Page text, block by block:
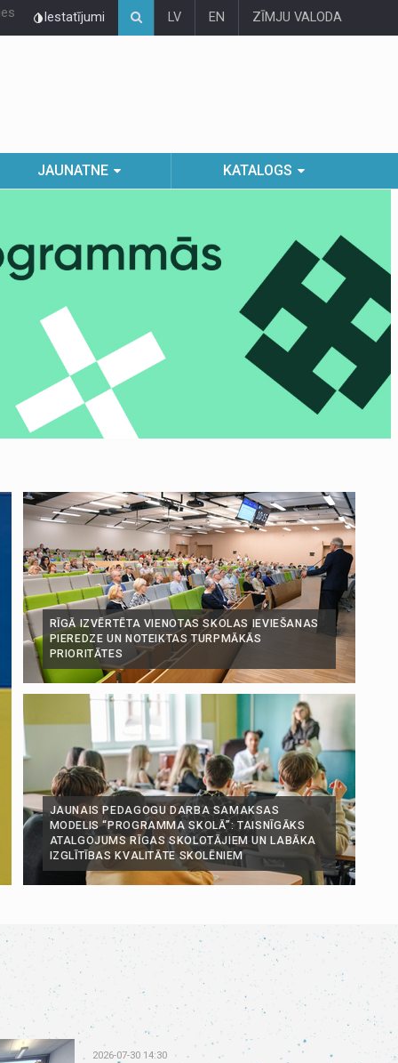
Iestatījumi LV EN ZĪMJU VALODA
JAUNATNE KATALOGS
RĪGĀ IZVĒRTĒTA VIENOTAS SKOLAS IEVIEŠANAS
PIEREDZE UN NOTEIKTAS TURPMĀKĀS
PRIORITĀTES
JAUNAIS PEDAGOGU DARBA SAMAKSAS
MODELIS “PROGRAMMA SKOLĀ”: TAISNĪGĀKS
ATALGOJUMS RĪGAS SKOLOTĀJIEM UN LABĀKA
IZGLĪTĪBAS KVALITĀTE SKOLĒNIEM
2026-07-30 14:30